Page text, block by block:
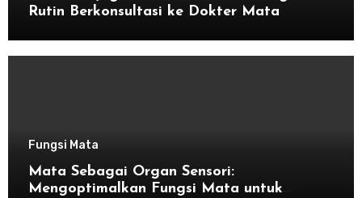
Rutin Berkonsultasi ke Dokter Mata
Fungsi Mata
Mata Sebagai Organ Sensori:
Mengoptimalkan Fungsi Mata untuk